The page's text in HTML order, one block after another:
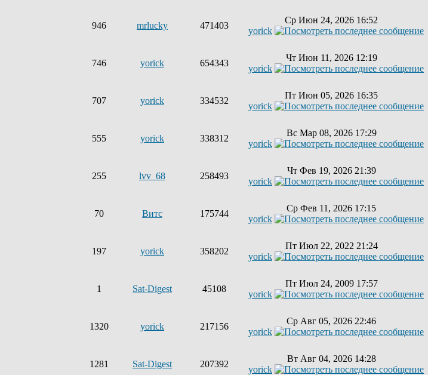
946 mrlucky 471403
Ср Июн 24, 2026 16:52
yorick
746 yorick 654343
Чт Июн 11, 2026 12:19
yorick
707 yorick 334532
Пт Июн 05, 2026 16:35
yorick
555 yorick 338312
Вс Мар 08, 2026 17:29
yorick
255 lvv_68 258493
Чт Фев 19, 2026 21:39
yorick
70 Витс 175744
Ср Фев 11, 2026 17:15
yorick
197 yorick 358202
Пт Июл 22, 2022 21:24
yorick
1 Sat-Digest 45108
Пт Июл 24, 2009 17:57
yorick
1320 yorick 217156
Ср Авг 05, 2026 22:46
yorick
1281 Sat-Digest 207392
Вт Авг 04, 2026 14:28
yorick